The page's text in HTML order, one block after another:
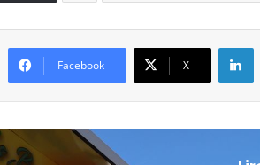
Facebook X